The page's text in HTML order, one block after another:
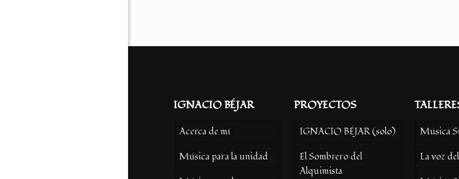
IGNACIO BÉJAR
Acerca de mí
Música para la unidad
PROYECTOS
IGNACIO BÉJAR (solo)
El Sombrero del
Alquimista
Música
La voz